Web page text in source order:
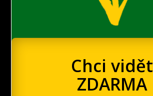
Chci vidět
ZDARMA